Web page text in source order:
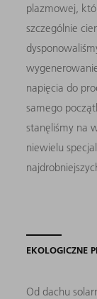
plazmowej,
szczególnie
napięcia do
samego
stanęliśmy na
niewielu
EKOLOGICZNE
Od dachu